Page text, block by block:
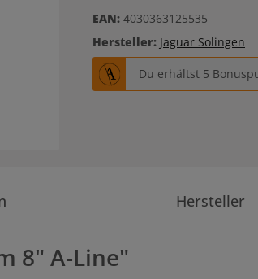
EAN: 4030363125535
Hersteller: Jaguar Solingen
Du erhältst 5
Hersteller
8" A-Line"